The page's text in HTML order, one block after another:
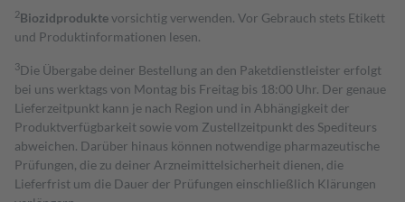
2Biozidproduktevorsichtig verwenden. Vor Gebrauch stets Etikett
und Produktinformationen lesen.
3Die Übergabe deiner Bestellung an den Paketdienstleister erfolgt
bei uns werktags von Montag bis Freitag bis 18:00 Uhr. Der genaue
Lieferzeitpunkt kann je nach Region und in Abhängigkeit der
Produktverfügbarkeit sowie vom Zustellzeitpunkt des Spediteurs
abweichen. Darüber hinaus können notwendige pharmazeutische
Prüfungen, die zu deiner Arzneimittelsicherheit dienen, die
Lieferfrist um die Dauer der Prüfungen einschließlich Klärungen